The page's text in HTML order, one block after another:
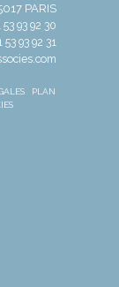
PARIS
53 93 92 30
53 93 92 31
PLAN